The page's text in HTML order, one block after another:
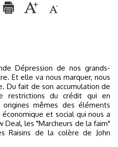
Et elle va nous marquer, nous
Du fait de son accumulation de
restrictions du crédit qui en
mêmes des éléments
et social qui nous a
les "Marcheurs de la faim"
Raisins de la colère de John